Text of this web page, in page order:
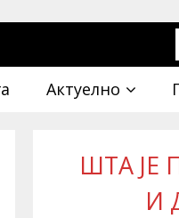
Актуелно
ШТА ЈЕ
И